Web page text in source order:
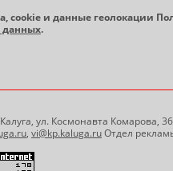
cookie и данные геолокации
данных.
ул. Космонавта Комарова,
, vi@kp.kaluga.ruОтдел